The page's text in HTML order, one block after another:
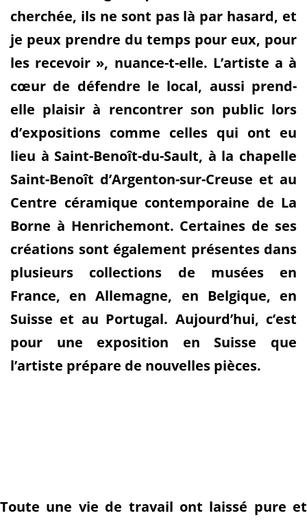
cherchée, ils ne sont pas là par hasard, et
je peux prendre du temps pour eux, pour
les recevoir », nuance-t-elle. L’artiste a à
cœur de défendre le local, aussi prend-
elle plaisir à rencontrer son public lors
d’expositions comme celles qui ont eu
lieu à Saint-Benoît-du-Sault, à la chapelle
Saint-Benoît d’Argenton-sur-Creuse et au
Centre céramique contemporaine de La
Borne à Henrichemont. Certaines de ses
créations sont également présentes dans
plusieurs collections de musées en
France, en Allemagne, en Belgique, en
Suisse et au Portugal. Aujourd’hui, c’est
pour une exposition en Suisse que
l’artiste prépare de nouvelles pièces.
Toute une vie de travail ont laissé pure et